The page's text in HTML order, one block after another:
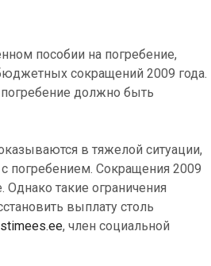
пособии на погребение,
сокращений 2009 года.
должно быть
в тяжелой ситуации,
погребением. Сокращения 2009
такие ограничения
выплату столь
, член социальной